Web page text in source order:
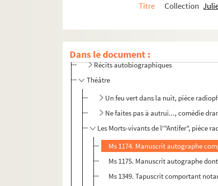
Titre
Collection
Dans le document :
Récits autobiographiques
Théâtre
Un feu vert dans la nuit, pièce
Ne faites pas à autrui..., comédie
Les Morts-vivants de l'"Antifer", pièce
Ms 1174. Manuscrit autographe
Ms 1175. Manuscrit autographe
Ms 1349. Tapuscrit comportant